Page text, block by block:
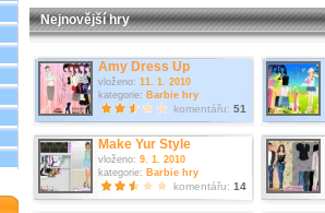
Nejnovější hry
Amy Dress Up
vloženo: 11. 1. 2010
kategorie: Barbie hry
komentářu: 51
Make Yur Style
vloženo: 9. 1. 2010
kategorie: Barbie hry
komentářu: 14